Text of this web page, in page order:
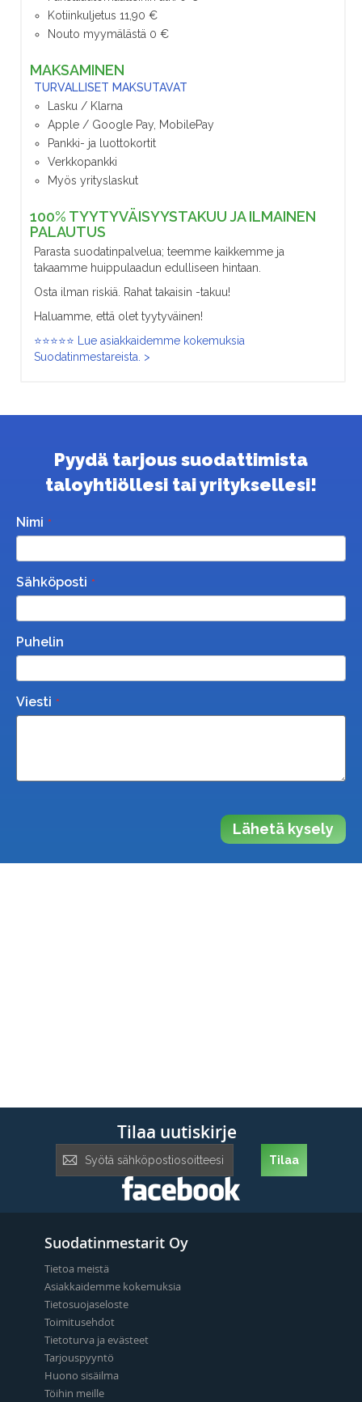
Kotiinkuljetus 11,90 €
Nouto myymälästä 0 €
MAKSAMINEN
TURVALLISET MAKSUTAVAT
Lasku / Klarna
Apple / Google Pay, MobilePay
Pankki- ja luottokortit
Verkkopankki
Myös yrityslaskut
100% TYYTYVÄISYYSTAKUU JA ILMAINEN
PALAUTUS
Parasta suodatinpalvelua; teemme kaikkemme ja
takaamme huippulaadun edulliseen hintaan.
Osta ilman riskiä. Rahat takaisin -takuu!
Haluamme, että olet tyytyväinen!
⭐⭐⭐⭐⭐ Lue asiakkaidemme kokemuksia
Suodatinmestareista. >
Pyydä tarjous suodattimista
taloyhtiöllesi tai yrityksellesi!
Nimi
Sähköposti
Puhelin
Viesti
Lähetä kysely
Tilaa uutiskirje
uutiskirje:
Tilaa
Suodatinmestarit Oy
Tietoa meistä
Asiakkaidemme kokemuksia
Tietosuojaseloste
Toimitusehdot
Tietoturva ja evästeet
Tarjouspyyntö
Huono sisäilma
Töihin meille